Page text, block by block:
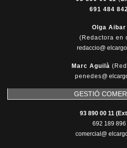
691 484
Olga Aibar
(Redactora en
redaccio@
Marc Aguilà
penedes@
GESTIÓ
93 890 00 11
692 189 896
comercial@